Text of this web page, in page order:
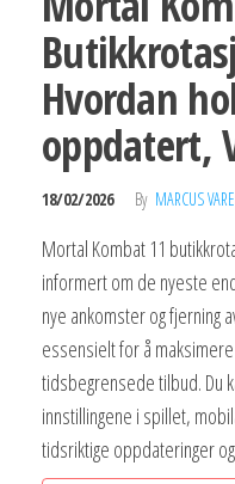
Hvordan
oppdatert,
18/02/2026 By MARCUS
Mortal Kombat 11
informert om de nyeste
nye ankomster og fjerning
essensielt for å
tidsbegrensede tilbud. Du
innstillingene i spillet,
tidsriktige oppdateringer